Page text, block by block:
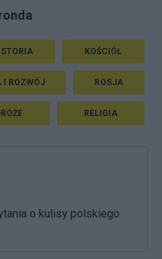
KOŚCIÓŁ
I ROZWÓJ ROSJA
RELIGIA
o kulisy polskiego